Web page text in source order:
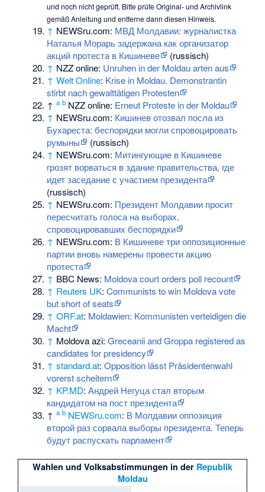
und noch nicht geprüft. Bitte prüfe Original- und Archivlink
gemäßAnleitung und entferne dann diesen Hinweis.
↑ NEWSru.com: МВД Молдавии: журналистка
Наталья Морарь задержана как организатор
акций протеста в Кишиневе
(russisch)
↑ NZZ online: Unruhen in der Moldau arten aus
↑ Welt Online: Krise in Moldau. Demonstrantin
stirbt nach gewalttätigen Protesten
↑a b NZZ online: Erneut Proteste in der Moldau
↑ NEWSru.com: Кишинев отозвал посла из
Бухареста: беспорядки могли спровоцировать
румыны
(russisch)
↑ NEWSru.com: Митингующие в Кишиневе
грозят ворваться в здание правительства, где
идет заседание с участием президента
(russisch)
↑ NEWSru.com: Президент Молдавии просит
пересчитать голоса на выборах,
спровоцировавших беспорядки
↑ NEWSru.com: В Кишиневе три оппозиционные
партии вновь намерены провести акцию
протеста
↑ BBC News: Moldova court orders poll recount
↑ Reuters UK:Communists to win Moldova vote
but short of seats
↑ ORF.at: Moldawien: Kommunisten verteidigen die
Macht
↑ Moldova azi:Greceanii and Groppa registered as
candidates for presidency
↑ standard.at:Opposition lässt Präsidentenwahl
vorerst scheitern
↑ KP.MD:Андрей Негуца стал вторым
кандидатом на пост президента
↑a b NEWSru.com: В Молдавии оппозиция
второй раз сорвала выборы президента. Теперь
будут распускать парламент
Wahlen und Volksabstimmungen in der Republik
Moldau